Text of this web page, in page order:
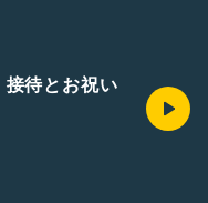
待とお祝い